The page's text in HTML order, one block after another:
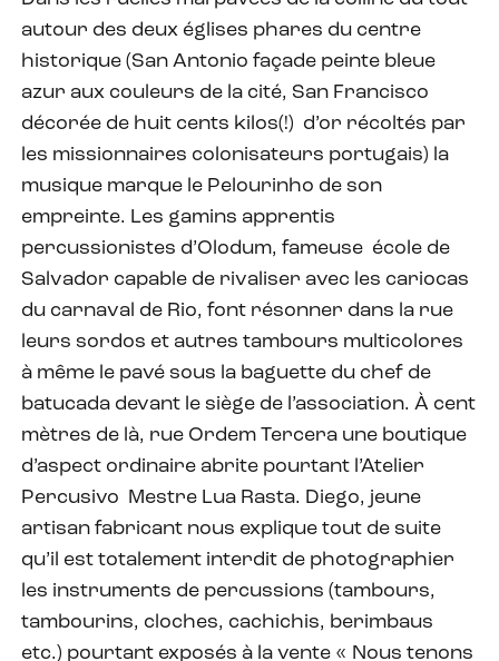
autour des deux églises phares du centre
historique (San Antonio façade peinte bleue
azur aux couleurs de la cité, San Francisco
décorée de huit cents kilos(!) d’or récoltés par
les missionnaires colonisateurs portugais) la
musique marque le Pelourinho de son
empreinte. Les gamins apprentis
percussionistes d’Olodum, fameuse école de
Salvador capable de rivaliser avec les cariocas
du carnaval de Rio, font résonner dans la rue
leurs sordos et autres tambours multicolores
à même le pavé sous la baguette du chef de
batucada devant le siège de l’association. À cent
mètres de là, rue Ordem Tercera une boutique
d’aspect ordinaire abrite pourtant l’Atelier
Percusivo Mestre Lua Rasta. Diego, jeune
artisan fabricant nous explique tout de suite
qu’il est totalement interdit de photographier
les instruments de percussions (tambours,
tambourins, cloches, cachichis, berimbaus
etc.) pourtant exposés à la vente « Nous tenons